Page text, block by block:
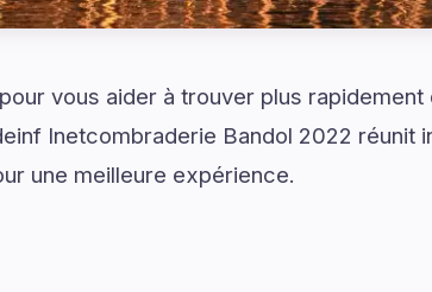
vous aider à trouver plus
Inetcombraderie Bandol 2022 réunit
une meilleure expérience.